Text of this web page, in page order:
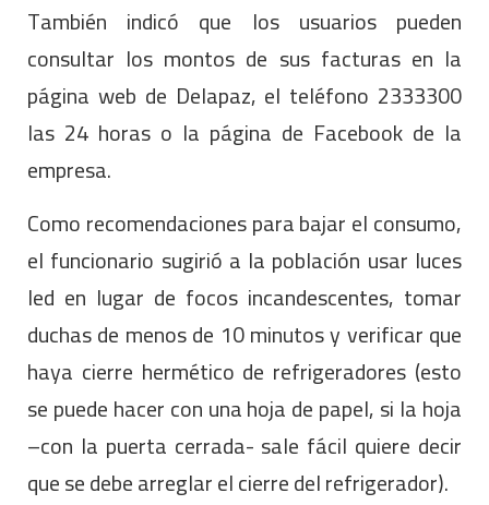
También indicó que los usuarios pueden
consultar los montos de sus facturas en la
página web de Delapaz, el teléfono 2333300
las 24 horas o la página de Facebook de la
empresa.
Como recomendaciones para bajar el consumo,
el funcionario sugirió a la población usar luces
led en lugar de focos incandescentes, tomar
duchas de menos de 10 minutos y verificar que
haya cierre hermético de refrigeradores (esto
se puede hacer con una hoja de papel, si la hoja
–con la puerta cerrada- sale fácil quiere decir
que se debe arreglar el cierre del refrigerador).